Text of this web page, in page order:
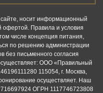
носит информационный
офертой. Правила и условия
числе концепция питания,
по решению администрации
без письменного согласия
ООО «Правильный
115054, г. Москва,
осуществляет. Наш
ОГРН 1117746723808